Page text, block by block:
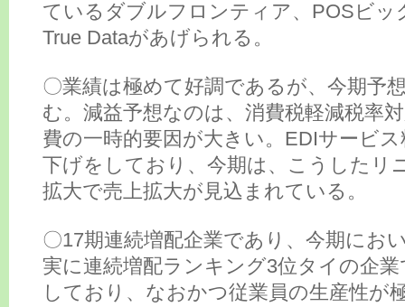
ているダブルフロンティア、POSビッ
True Dataがあげられる。
〇業績は極めて好調であるが、今期予
む。減益予想なのは、消費税軽減税率
費の一時的要因が大きい。EDIサービ
下げをしており、今期は、こうしたリ
拡大で売上拡大が見込まれている。
〇17期連続増配企業であり、今期にお
実に連続増配ランキング3位タイの企
しており、なおかつ従業員の生産性が